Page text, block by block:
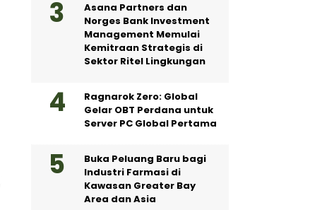
Asana Partners dan
Norges Bank Investment
Management Memulai
Kemitraan Strategis di
Sektor Ritel Lingkungan
Ragnarok Zero: Global
Gelar OBT Perdana untuk
Server PC Global Pertama
Buka Peluang Baru bagi
Industri Farmasi di
Kawasan Greater Bay
Area dan Asia